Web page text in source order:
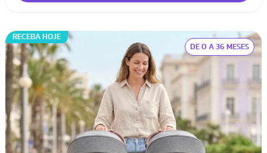
RECEBA HOJE
DE 0 A 36 MESES